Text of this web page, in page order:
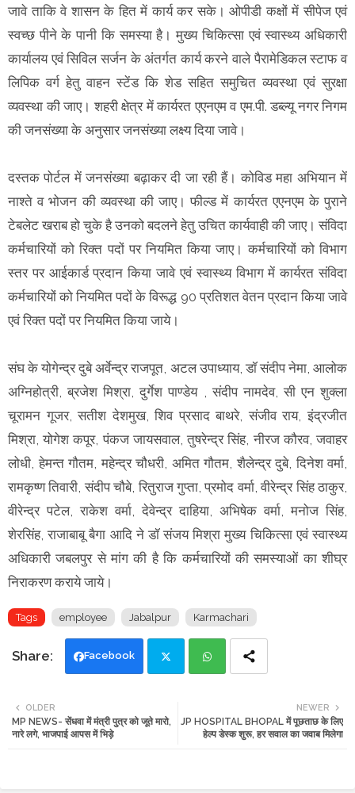
जावे ताकि वे शासन के हित में कार्य कर सके। ओपीडी कक्षों में सीपेज एवं
स्वच्छ पीने के पानी कि समस्या है। मुख्य चिकित्सा एवं स्वास्थ्य अधिकारी
कार्यालय एवं सिविल सर्जन के अंतर्गत कार्य करने वाले पैरामेडिकल स्टाफ व
लिपिक वर्ग हेतु वाहन स्टेंड कि शेड सहित समुचित व्यवस्था एवं सुरक्षा
व्यवस्था की जाए। शहरी क्षेत्र में कार्यरत एएनएम व एम.पी. डब्ल्यू नगर निगम
की जनसंख्या के अनुसार जनसंख्या लक्ष्य दिया जावे।
दस्तक पोर्टल में जनसंख्या बढ़ाकर दी जा रही हैं। कोविड महा अभियान में
नाश्ते व भोजन की व्यवस्था की जाए। फील्ड में कार्यरत एएनएम के पुराने
टेबलेट खराब हो चुके है उनको बदलने हेतु उचित कार्यवाही की जाए। संविदा
कर्मचारियों को रिक्त पदों पर नियमित किया जाए। कर्मचारियों को विभाग
स्तर पर आईकार्ड प्रदान किया जावे एवं स्वास्थ्य विभाग में कार्यरत संविदा
कर्मचारियों को नियमित पदों के विरूद्ध 90 प्रतिशत वेतन प्रदान किया जावे
एवं रिक्त पदों पर नियमित किया जाये।
संघ के योगेन्द्र दुबे अर्वेन्द्र राजपूत, अटल उपाध्याय, डॉ संदीप नेमा, आलोक
अग्निहोत्री, ब्रजेश मिश्रा, दुर्गेश पाण्डेय , संदीप नामदेव, सी एन शुक्ला
चूरामन गूजर, सतीश देशमुख, शिव प्रसाद बाथरे, संजीव राय, इंद्रजीत
मिश्रा, योगेश कपूर, पंकज जायसवाल, तुषरेन्द्र सिंह, नीरज कौरव, जवाहर
लोधी, हेमन्त गौतम, महेन्द्र चौधरी, अमित गौतम, शैलेन्द्र दुबे, दिनेश वर्मा,
रामकृष्ण तिवारी, संदीप चौबे, रितुराज गुप्ता, प्रमोद वर्मा, वीरेन्द्र सिंह ठाकुर,
वीरेन्द्र पटेल, राकेश वर्मा, देवेन्द्र दाहिया, अभिषेक वर्मा, मनोज सिंह,
शेरसिंह, राजाबाबू बैगा आदि ने डॉ संजय मिश्रा मुख्य चिकित्सा एवं स्वास्थ्य
अधिकारी जबलपुर से मांग की है कि कर्मचारियों की समस्याओं का शीघ्र
निराकरण कराये जाये।
Tags employee Jabalpur Karmachari
Facebook
tte ats
NEWER
JP HOSPITAL BHOPAL में पूछताछ के लिए
हेल्प डेस्क शुरू, हर सवाल का जवाब मिलेगा
OLDER
MP NEWS- सेंधवा में मंत्री पुत्र को जूते मारो,
नारे लगे, भाजपाई आपस में भिड़े